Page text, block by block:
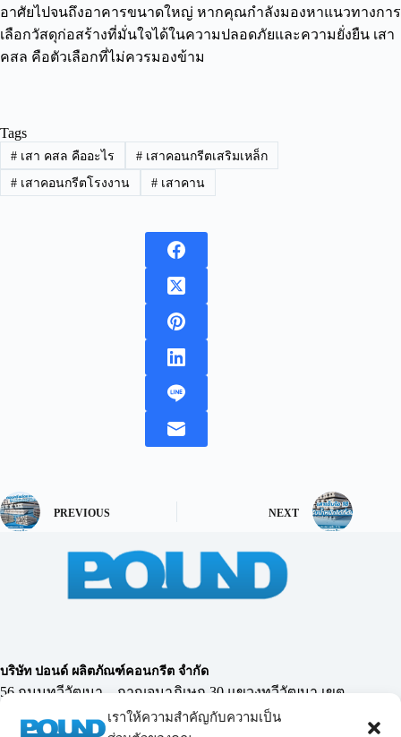
เราให้ความสำคัญกับความเป็น
อาศัยไปจนถึงอาคารขนาดใหญ่ หากคุณกำลังมองหาแนวทางการ
เลือกวัสดุก่อสร้างที่มั่นใจได้ในความปลอดภัยและความยั่งยืน เสา
คสล คือตัวเลือกที่ไม่ควรมองข้าม
Tags
#เสา คสล คืออะไร #เสาคอนกรีตเสริมเหล็ก
#เสาคอนกรีตโรงงาน #เสาคาน
PREVIOUS NEXT
บริษัท ปอนด์ ผลิตภัณฑ์คอนกรีต จำกัด
56 ถนนทวีวัฒนา – กาญจนาภิเษก 30 แขวงทวีวัฒนา เขต
ทวีวัฒนา กรุงเทพฯ 10170